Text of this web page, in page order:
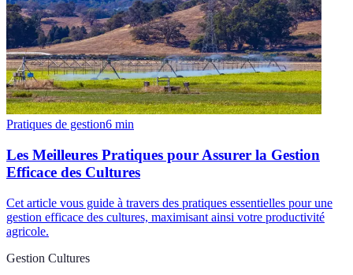
Pratiques de gestion6 min
Les Meilleures Pratiques pour Assurer la Gestion
Efficace des Cultures
Cet article vous guide à travers des pratiques essentielles pour une
gestion efficace des cultures, maximisant ainsi votre productivité
agricole.
Gestion Cultures